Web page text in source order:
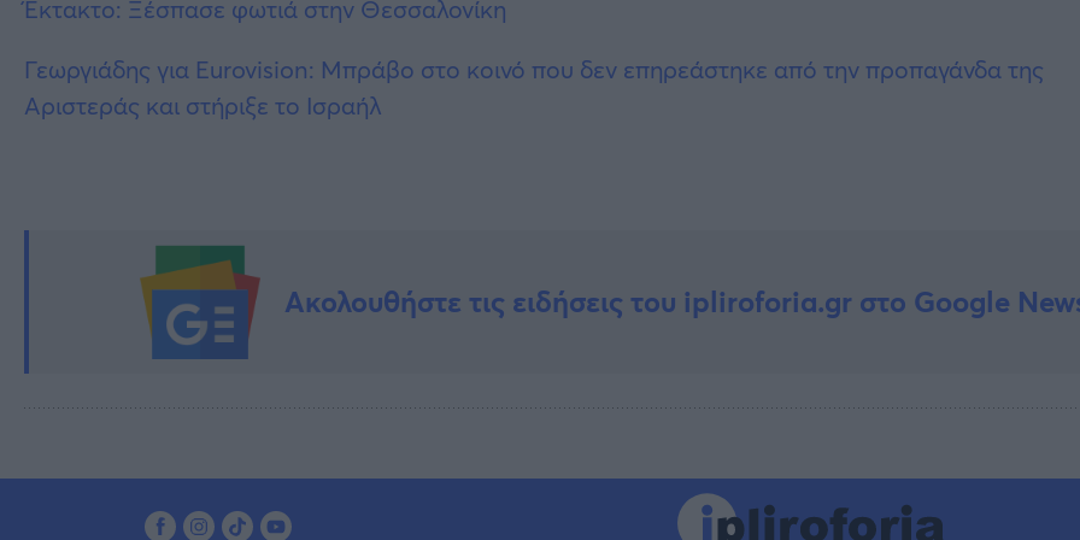
Έκτακτο: Ξέσπασε φωτιά στην Θεσσαλονίκη
Γεωργιάδης για Eurovision: Μπράβο στο κοινό που δεν επηρεάστηκε από την προπαγάνδα της
Αριστεράς και στήριξε το Ισραήλ
Ακολουθήστε τις ειδήσεις του ipliroforia.gr στο Google